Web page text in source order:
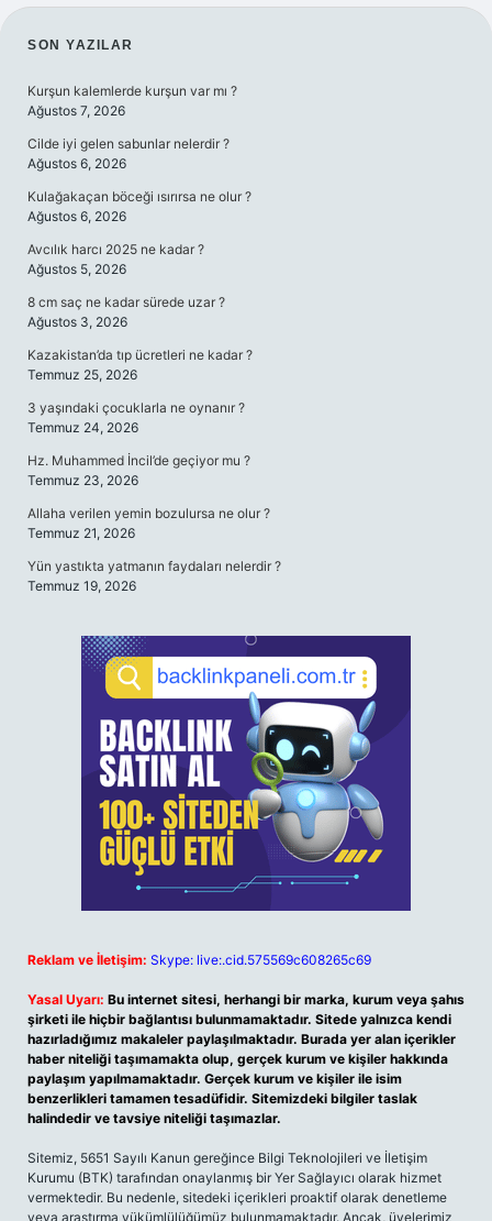
SIDEBAR
SON YAZILAR
Kurşun kalemlerde kurşun var mı ?
Ağustos 7, 2026
Cilde iyi gelen sabunlar nelerdir ?
Ağustos 6, 2026
Kulağakaçan böceği ısırırsa ne olur ?
Ağustos 6, 2026
Avcılık harcı 2025 ne kadar ?
Ağustos 5, 2026
8 cm saç ne kadar sürede uzar ?
Ağustos 3, 2026
Kazakistan’da tıp ücretleri ne kadar ?
Temmuz 25, 2026
3 yaşındaki çocuklarla ne oynanır ?
Temmuz 24, 2026
Hz. Muhammed İncil’de geçiyor mu ?
Temmuz 23, 2026
Allaha verilen yemin bozulursa ne olur ?
Temmuz 21, 2026
Yün yastıkta yatmanın faydaları nelerdir ?
Temmuz 19, 2026
Reklam ve İletişim: Skype: live:.cid.575569c608265c69
Yasal Uyarı: Bu internet sitesi, herhangi bir marka, kurum veya şahıs
şirketi ile hiçbir bağlantısı bulunmamaktadır. Sitede yalnızca kendi
hazırladığımız makaleler paylaşılmaktadır. Burada yer alan içerikler
haber niteliği taşımamakta olup, gerçek kurum ve kişiler hakkında
paylaşım yapılmamaktadır. Gerçek kurum ve kişiler ile isim
benzerlikleri tamamen tesadüfidir. Sitemizdeki bilgiler taslak
halindedir ve tavsiye niteliği taşımazlar.
Sitemiz, 5651 Sayılı Kanun gereğince Bilgi Teknolojileri ve İletişim
Kurumu (BTK) tarafından onaylanmış bir Yer Sağlayıcı olarak hizmet
vermektedir. Bu nedenle, sitedeki içerikleri proaktif olarak denetleme
veya araştırma yükümlülüğümüz bulunmamaktadır. Ancak, üyelerimiz